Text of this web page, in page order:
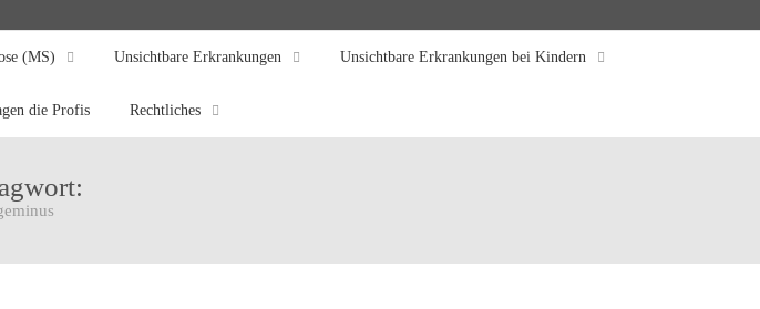
(MS) Unsichtbare Erkrankungen Unsichtbare Erkrankungen bei Kindern
die Profis Rechtliches